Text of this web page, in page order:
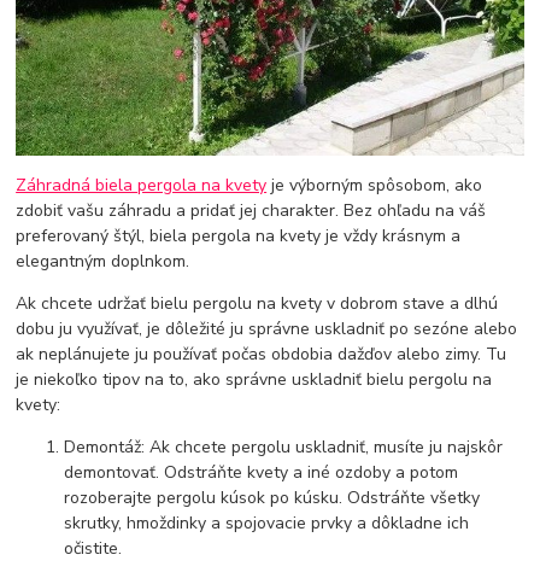
Záhradná biela pergola na kvety je výborným spôsobom, ako
zdobiť vašu záhradu a pridať jej charakter. Bez ohľadu na váš
preferovaný štýl, biela pergola na kvety je vždy krásnym a
elegantným doplnkom.
Ak chcete udržať bielu pergolu na kvety v dobrom stave a dlhú
dobu ju využívať, je dôležité ju správne uskladniť po sezóne alebo
ak neplánujete ju používať počas obdobia dažďov alebo zimy. Tu
je niekoľko tipov na to, ako správne uskladniť bielu pergolu na
kvety:
Demontáž: Ak chcete pergolu uskladniť, musíte ju najskôr
demontovať. Odstráňte kvety a iné ozdoby a potom
rozoberajte pergolu kúsok po kúsku. Odstráňte všetky
skrutky, hmoždinky a spojovacie prvky a dôkladne ich
očistite.